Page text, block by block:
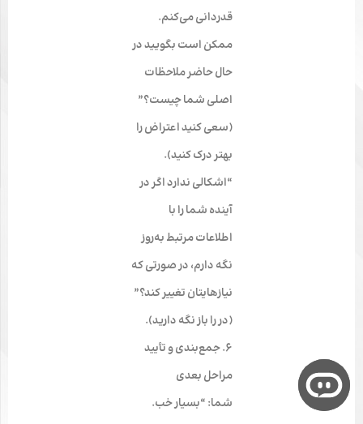
قدردانی می‌کنم.
ممکن است بگویید در
حال حاضر ملاحظات
اصلی شما چیست؟”
(سعی کنید اعتراض را
بهتر درک کنید).
“اشکالی ندارد اگر در
آینده شما را با
اطلاعات مرتبط به‌روز
نگه دارم، در صورتی که
نیازهایتان تغییر کند؟”
(در را باز نگه دارید).
۶. جمع‌بندی و تأیید
مراحل بعدی
شما: “بسیار خب.